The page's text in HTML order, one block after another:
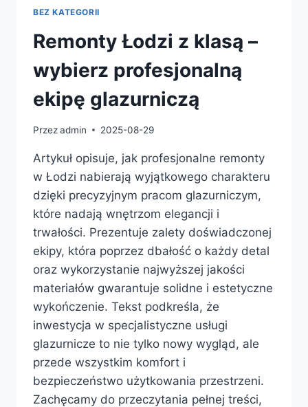
BEZ KATEGORII
Remonty Łodzi z klasą –
wybierz profesjonalną
ekipę glazurniczą
Przezadmin 2025-08-29
Artykuł opisuje, jak profesjonalne remonty
w Łodzi nabierają wyjątkowego charakteru
dzięki precyzyjnym pracom glazurniczym,
które nadają wnętrzom elegancji i
trwałości. Prezentuje zalety doświadczonej
ekipy, która poprzez dbałość o każdy detal
oraz wykorzystanie najwyższej jakości
materiałów gwarantuje solidne i estetyczne
wykończenie. Tekst podkreśla, że
inwestycja w specjalistyczne usługi
glazurnicze to nie tylko nowy wygląd, ale
przede wszystkim komfort i
bezpieczeństwo użytkowania przestrzeni.
Zachęcamy do przeczytania pełnej treści,